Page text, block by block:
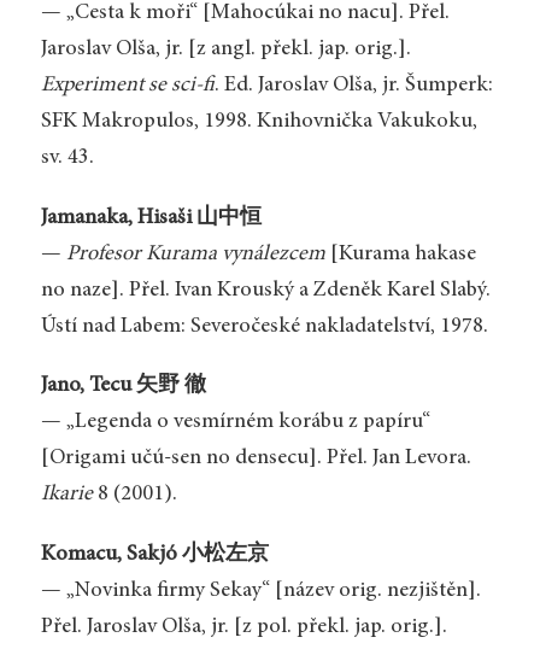
— „Cesta k moři“ [Mahocúkai no nacu]. Přel.
Jaroslav Olša, jr. [z angl. překl. jap. orig.].
Experiment se sci-fi. Ed. Jaroslav Olša, jr. Šumperk:
SFK Makropulos, 1998. Knihovnička Vakukoku,
sv. 43.
Jamanaka, Hisaši 山中恒
— Profesor Kurama vynálezcem[Kurama hakase
no naze]. Přel. Ivan Krouský a Zdeněk Karel Slabý.
Ústí nad Labem: Severočeské nakladatelství, 1978.
Jano, Tecu 矢野 徹
— „Legenda o vesmírném korábu z papíru“
[Origami učú-sen no densecu]. Přel. Jan Levora.
Ikarie8 (2001).
Komacu, Sakjó 小松左京
— „Novinka firmy Sekay“ [název orig. nezjištěn].
Přel. Jaroslav Olša, jr. [z pol. překl. jap. orig.].